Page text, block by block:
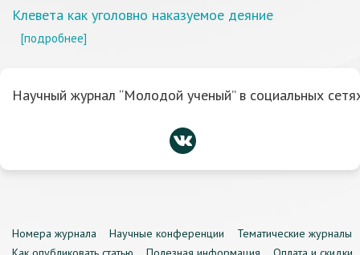
Клевета как уголовно наказуемое деяние
[подробнее]
Научный журнал “Молодой ученый” в социальных
Номера журнала Научные конференции
Тематические журналы